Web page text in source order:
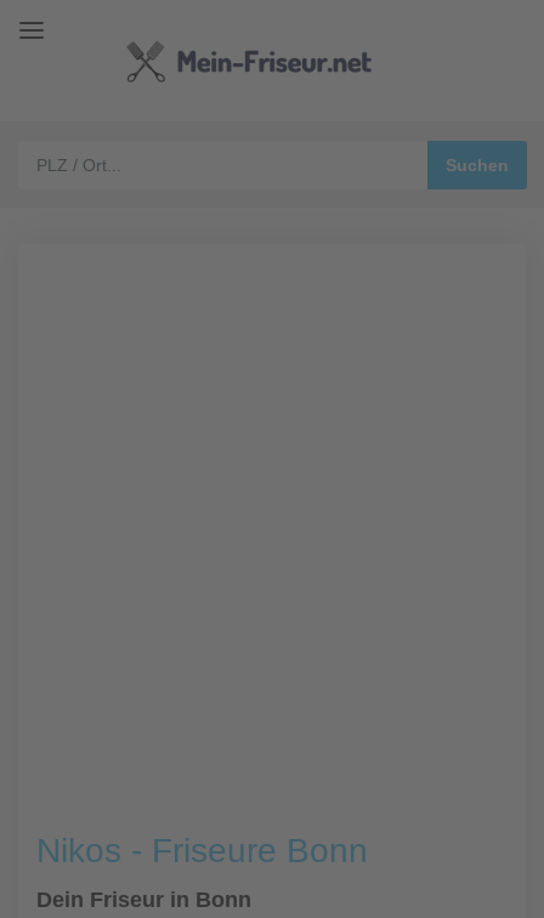
Nikos - Friseure Bonn
Dein Friseur in Bonn